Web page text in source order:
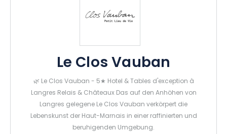
Le Clos Vauban
🌿 Le Clos Vauban - 5★ Hotel & Tables d'exception à
Langres Relais & Châteaux Das auf den Anhöhen von
Langres gelegene Le Clos Vauban verkörpert die
Lebenskunst der Haut-Marnais in einer raffinierten und
beruhigenden Umgebung.